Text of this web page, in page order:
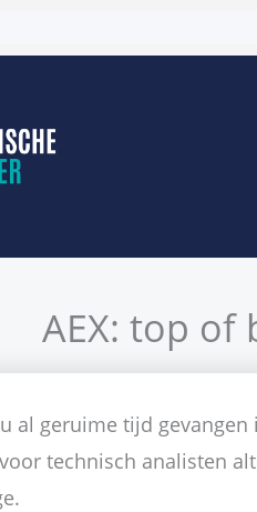
AEX: top
al geruime tijd
technisch analisten